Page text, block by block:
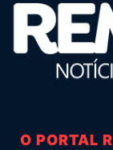
O PORTAL